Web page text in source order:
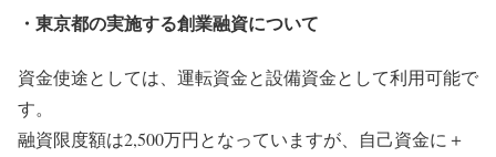
・東京都の実施する創業融資について
資金使途としては、運転資金と設備資金として利用可能で
す。
融資限度額は2,500万円となっていますが、自己資金に＋